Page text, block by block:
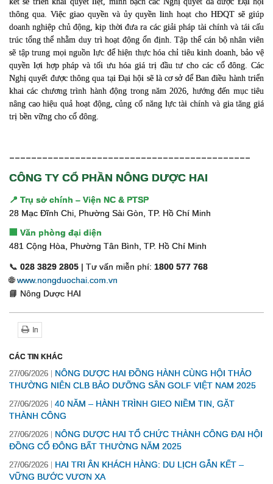
thông qua. Việc giao quyền và ủy quyền linh hoạt cho HĐQT sẽ giúp
doanh nghiệp chủ động, kịp thời đưa ra các giải pháp tài chính và tái cấu
trúc tổng thể nhằm duy trì hoạt động ổn định. Tập thể cán bộ nhân viên
sẽ tập trung mọi nguồn lực để hiện thực hóa chỉ tiêu kinh doanh, bảo vệ
quyền lợi hợp pháp và tối ưu hóa giá trị đầu tư cho các cổ đông. Các
Nghị quyết được thông qua tại Đại hội sẽ là cơ sở để Ban điều hành triển
khai các chương trình hành động trong năm 2026, hướng đến mục tiêu
nâng cao hiệu quả hoạt động, củng cố năng lực tài chính và gia tăng giá
trị bền vững cho cổ đông.
CÔNG TY CỔ PHẦN NÔNG DƯỢC HAI
📍 Trụ sở chính – Viện NC & PTSP
28 Mạc Đĩnh Chi, Phường Sài Gòn, TP. Hồ Chí Minh
🏢 Văn phòng đại diện
481 Cộng Hòa, Phường Tân Bình, TP. Hồ Chí Minh
📞 028 3829 2805 | Tư vấn miễn phí: 1800 577 768
🌐www.nongduochai.com.vn
📘 Nông Dược HAI
In
CÁC TIN KHÁC
27/06/2026
NÔNG DƯỢC HAI ĐỒNG HÀNH CÙNG HỘI THẢO
THƯỜNG NIÊN CLB BẢO DƯỠNG SÂN GOLF VIỆT NAM 2025
27/06/2026
40 NĂM – HÀNH TRÌNH GIEO NIỀM TIN, GẶT
THÀNH CÔNG
27/06/2026
NÔNG DƯỢC HAI TỔ CHỨC THÀNH CÔNG ĐẠI HỘI
ĐỒNG CỔ ĐÔNG BẤT THƯỜNG NĂM 2025
27/06/2026
HAI TRI ÂN KHÁCH HÀNG: DU LỊCH GẮN KẾT –
VỮNG BƯỚC VƯƠN XA